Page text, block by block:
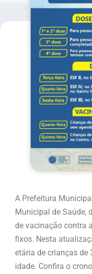
A Prefeitura
Municipal de Saúde,
de vacinação contra
fixos. Nesta
etária de crianças de
idade. Confira o